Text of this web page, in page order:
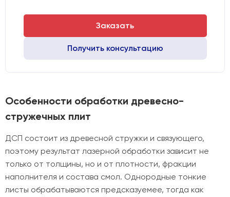
Заказать
Получить консультацию
Особенности обработки древесно-
стружечных плит
ДСП состоит из древесной стружки и связующего,
поэтому результат лазерной обработки зависит не
только от толщины, но и от плотности, фракции
наполнителя и состава смол. Однородные тонкие
листы обрабатываются предсказуемее, тогда как